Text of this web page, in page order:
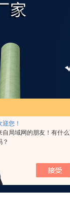
迎您！
自局域网的朋友！有什
？